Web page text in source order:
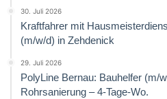
30. Juli 2026
Kraftfahrer mit
(m/w/d) in Zehdenick
29. Juli 2026
PolyLine Bernau: Bauhelfer (m/
Rohrsanierung – 4-Tage-Wo.